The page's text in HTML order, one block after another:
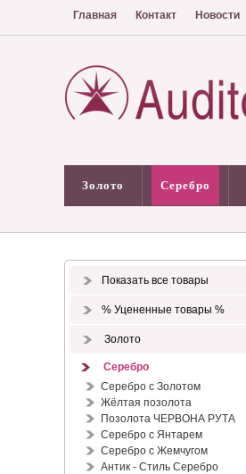
Главная Контакт Новости
Золото Серебро
Показать все товары
% Уцененные товары %
Золото
Серебро
Серебро с Золотом
Жёлтая позолота
Позолота ЧЕРВОНА РУТА
Серебро с Янтарем
Серебро с Жемчугом
Антик - Стиль Серебро